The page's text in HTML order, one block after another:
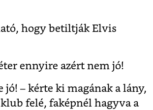
hogy betiltják Elvis
ennyire azért nem jó!
jó! – kérte ki magának a lány,
felé, faképnél hagyva a